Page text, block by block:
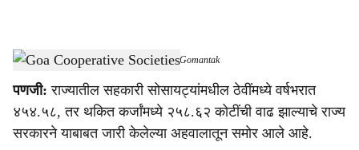
a
r
Goa Cooperative Societies Report-Dainik Gomantak
पणजी: राज्‍यातील सहकारी सोसायट्यांमधील ठेवींमध्‍ये वर्षभरात
४५४.५८, तर थकित कर्जांमध्‍ये २५८.६२ कोटींची वाढ झाल्‍याचे राज्‍य
सरकारने याबाबत जारी केलेल्‍या अहवालातून समोर आले आहे.